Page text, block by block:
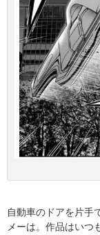
自動車のドアを片手
メーは。作品はいつ